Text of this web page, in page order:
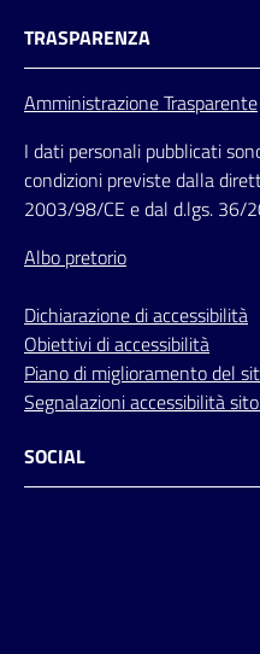
TRASPARENZA
Amministrazione Trasparente
I dati personali pubblicati
condizioni previste dalla
2003/98/CE e dal d.lgs. 36/
Albo pretorio
Dichiarazione di accessibilità
Obiettivi di accessibilità
Piano di miglioramento del
Segnalazioni accessibilità
SOCIAL